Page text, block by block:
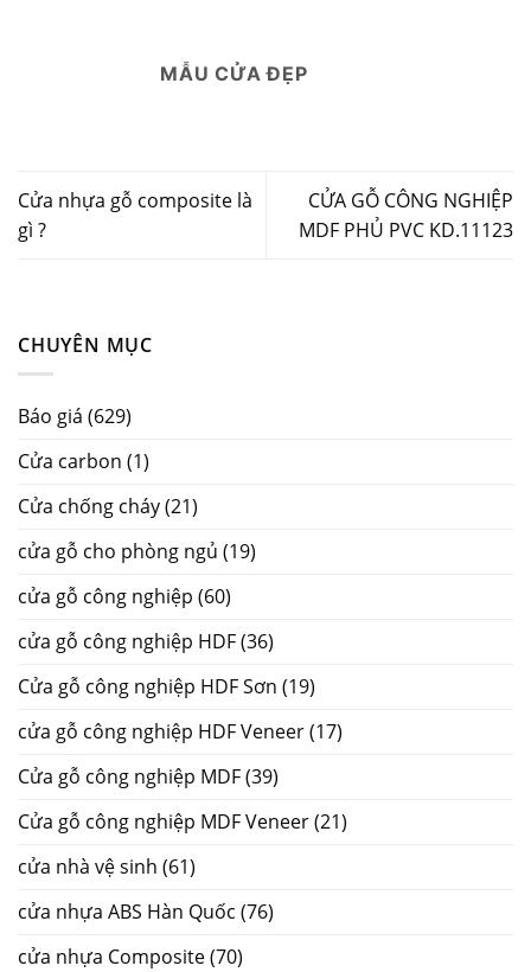
CHUYÊN MỤC
Báo giá (629)
Cửa carbon (1)
Cửa chống cháy(21)
cửa gỗ cho phòng ngủ (19)
cửa gỗ công nghiệp (60)
cửa gỗ công nghiệp HDF(36)
Cửa gỗ công nghiệp HDF Sơn (19)
cửa gỗ công nghiệp HDF Veneer(17)
Cửa gỗ công nghiệp MDF(39)
Cửa gỗ công nghiệp MDF Veneer(21)
cửa nhà vệ sinh (61)
cửa nhựa ABS Hàn Quốc (76)
cửa nhựa Composite(70)
MẪU CỬA ĐẸP
Cửa nhựa gỗ composite là
gì ?
CỬA GỖ CÔNG NGHIỆP
MDF PHỦ PVC KD.11123